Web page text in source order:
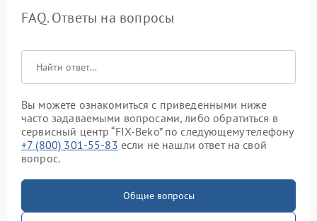
FAQ. Ответы на вопросы
Вы можете ознакомиться с приведенными ниже
часто задаваемыми вопросами, либо обратиться в
сервисный центр “FIX-Beko” по следующему телефону
+7 (800) 301-55-83 если не нашли ответ на свой
вопрос.
Общие вопросы